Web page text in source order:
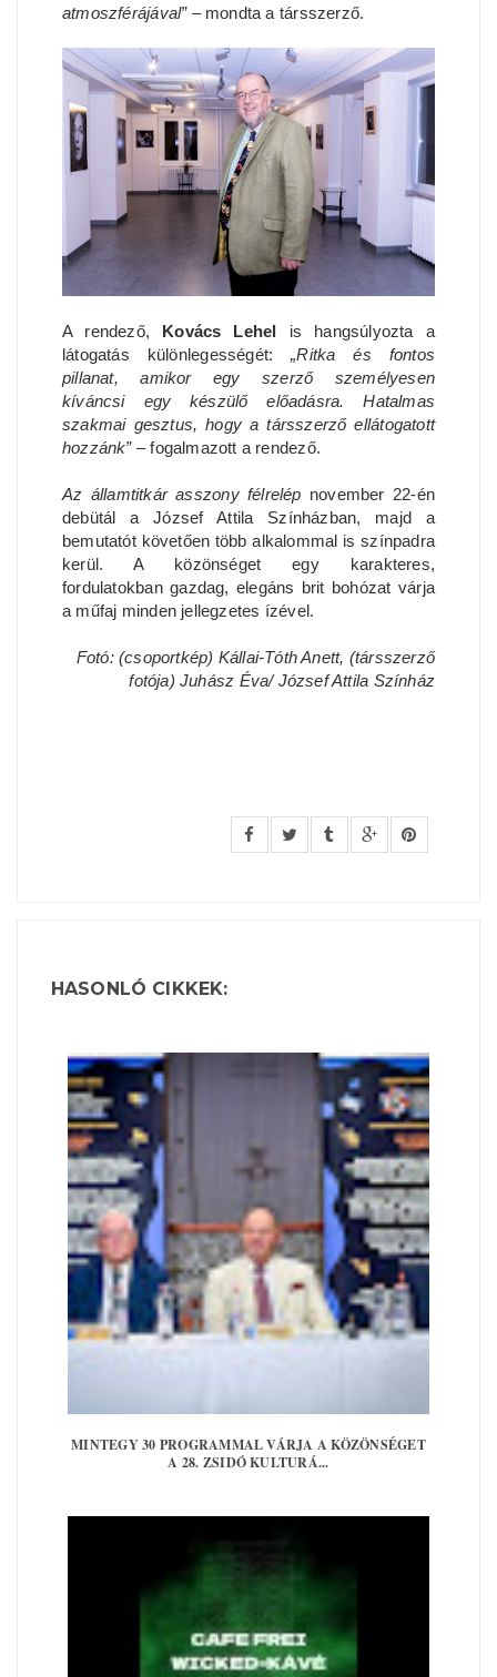
atmoszférájával”– mondta a társszerző.
A rendező, Kovács Lehel is hangsúlyozta a
látogatás különlegességét:„Ritka és fontos
pillanat, amikor egy szerző személyesen
kíváncsi egy készülő előadásra. Hatalmas
szakmai gesztus, hogy a társszerző ellátogatott
hozzánk”– fogalmazott a rendező.
Az államtitkár asszony félrelép november 22-én
debütál a József Attila Színházban, majd a
bemutatót követően több alkalommal is színpadra
kerül. A közönséget egy karakteres,
fordulatokban gazdag, elegáns brit bohózat várja
a műfaj minden jellegzetes ízével.
Fotó: (csoportkép) Kállai-Tóth Anett, (társszerző
fotója) Juhász Éva/ József Attila Színház
HASONLÓ CIKKEK:
MINTEGY 30 PROGRAMMAL VÁRJA A KÖZÖNSÉGET
A 28. ZSIDÓ KULTURÁ...